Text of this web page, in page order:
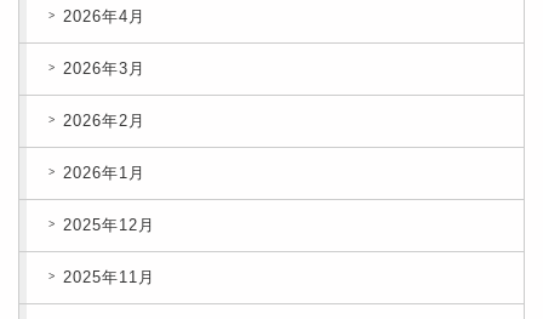
2026年4月
2026年3月
2026年2月
2026年1月
2025年12月
2025年11月